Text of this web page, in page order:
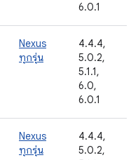
6.0.1
Nexus
ทุกรุ่น
4.4.4,
5.0.2,
5.1.1,
6.0,
6.0.1
Nexus
ทุกรุ่น
4.4.4,
5.0.2,